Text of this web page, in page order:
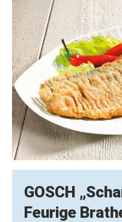
GOSCH
Feurige